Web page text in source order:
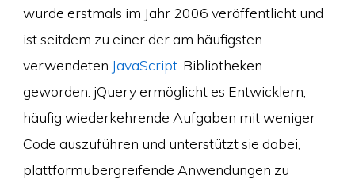
wurde erstmals im Jahr 2006 veröffentlicht und
ist seitdem zu einer der am häufigsten
verwendeten JavaScript-Bibliotheken
geworden. jQuery ermöglicht es Entwicklern,
häufig wiederkehrende Aufgaben mit weniger
Code auszuführen und unterstützt sie dabei,
plattformübergreifende Anwendungen zu